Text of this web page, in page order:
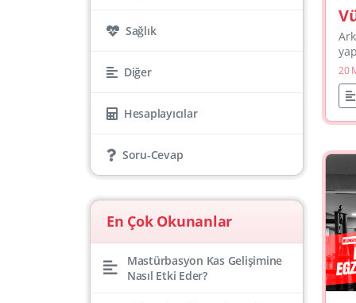
Sağlık
Diğer
Hesaplayıcılar
Soru-Cevap
En Çok Okunanlar
Mastürbasyon Kas Gelişimine
Nasıl Etki Eder?
20